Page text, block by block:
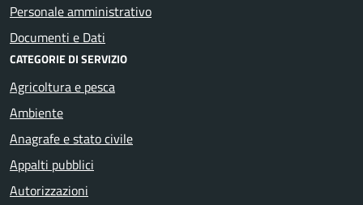
Personale amministrativo
Documenti e Dati
CATEGORIE DI SERVIZIO
Agricoltura e pesca
Ambiente
Anagrafe e stato civile
Appalti pubblici
Autorizzazioni